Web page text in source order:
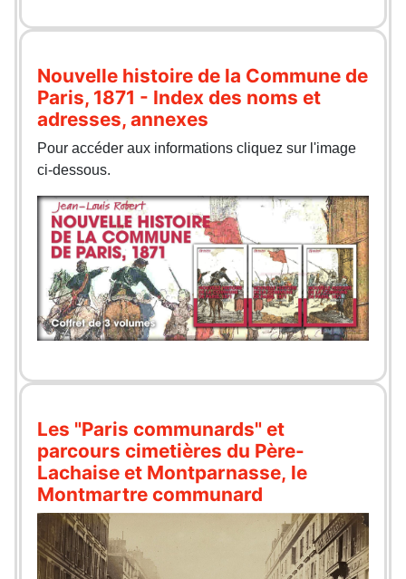
Nouvelle histoire de la Commune de
Paris, 1871 - Index des noms et
adresses, annexes
Pour accéder aux informations cliquez sur l'image
ci-dessous.
Les "Paris communards" et
parcours cimetières du Père-
Lachaise et Montparnasse, le
Montmartre communard